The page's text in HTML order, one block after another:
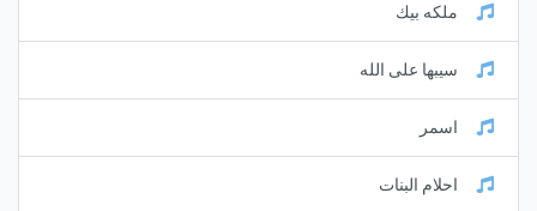
ملكه بيك
سيبها على الله
اسمر
احلام البنات